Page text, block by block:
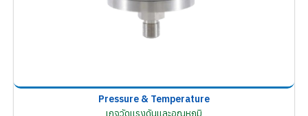
Pressure & Temperature
เกจวัดแรงดันและอุณหภูมิ